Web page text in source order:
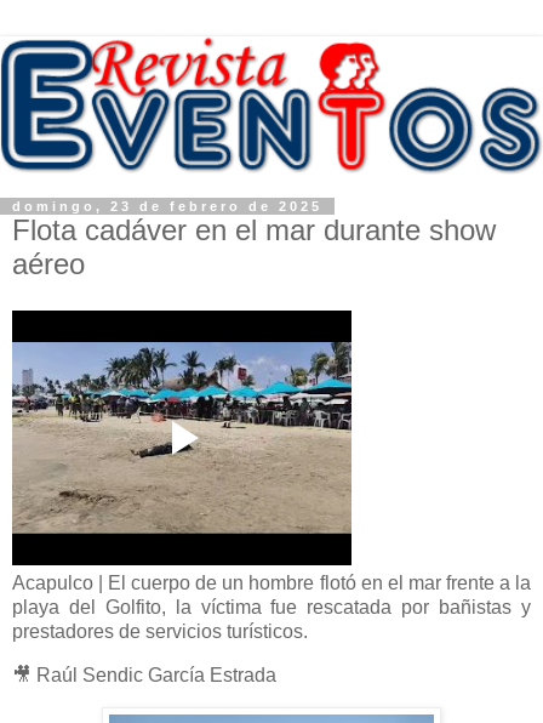
domingo, 23 de febrero de 2025
Flota cadáver en el mar durante show
aéreo
Acapulco | El cuerpo de un hombre flotó en el mar frente a la
playa del Golfito, la víctima fue rescatada por bañistas y
prestadores de servicios turísticos.
🎥 Raúl Sendic García Estrada